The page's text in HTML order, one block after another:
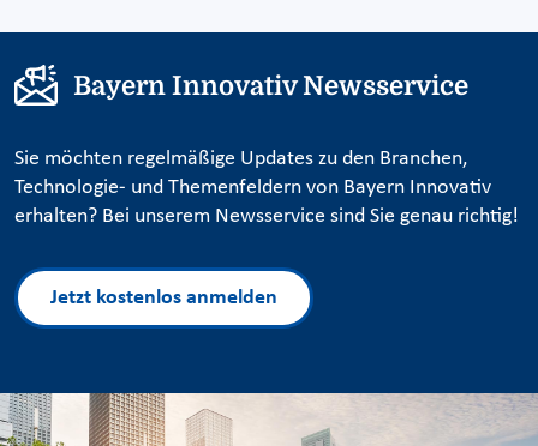
Bayern Innovativ Newsservice
Sie möchten regelmäßige Updates zu den Branchen,
Technologie- und Themenfeldern von Bayern Innovativ
erhalten? Bei unserem Newsservice sind Sie genau richtig!
Jetzt kostenlos anmelden